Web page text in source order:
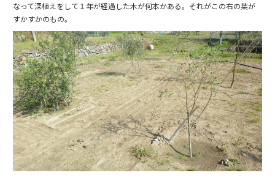
なって深植えをして１年が経過した木が何本かある。それがこの右の葉が
すかすかのもの。